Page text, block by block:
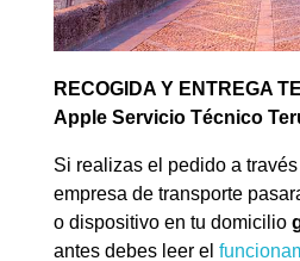
RECOGIDA Y ENTREGA
Apple Servicio Técnico
Si realizas el pedido a
empresa de transporte
o dispositivo en tu domicilio
antes debes leer el